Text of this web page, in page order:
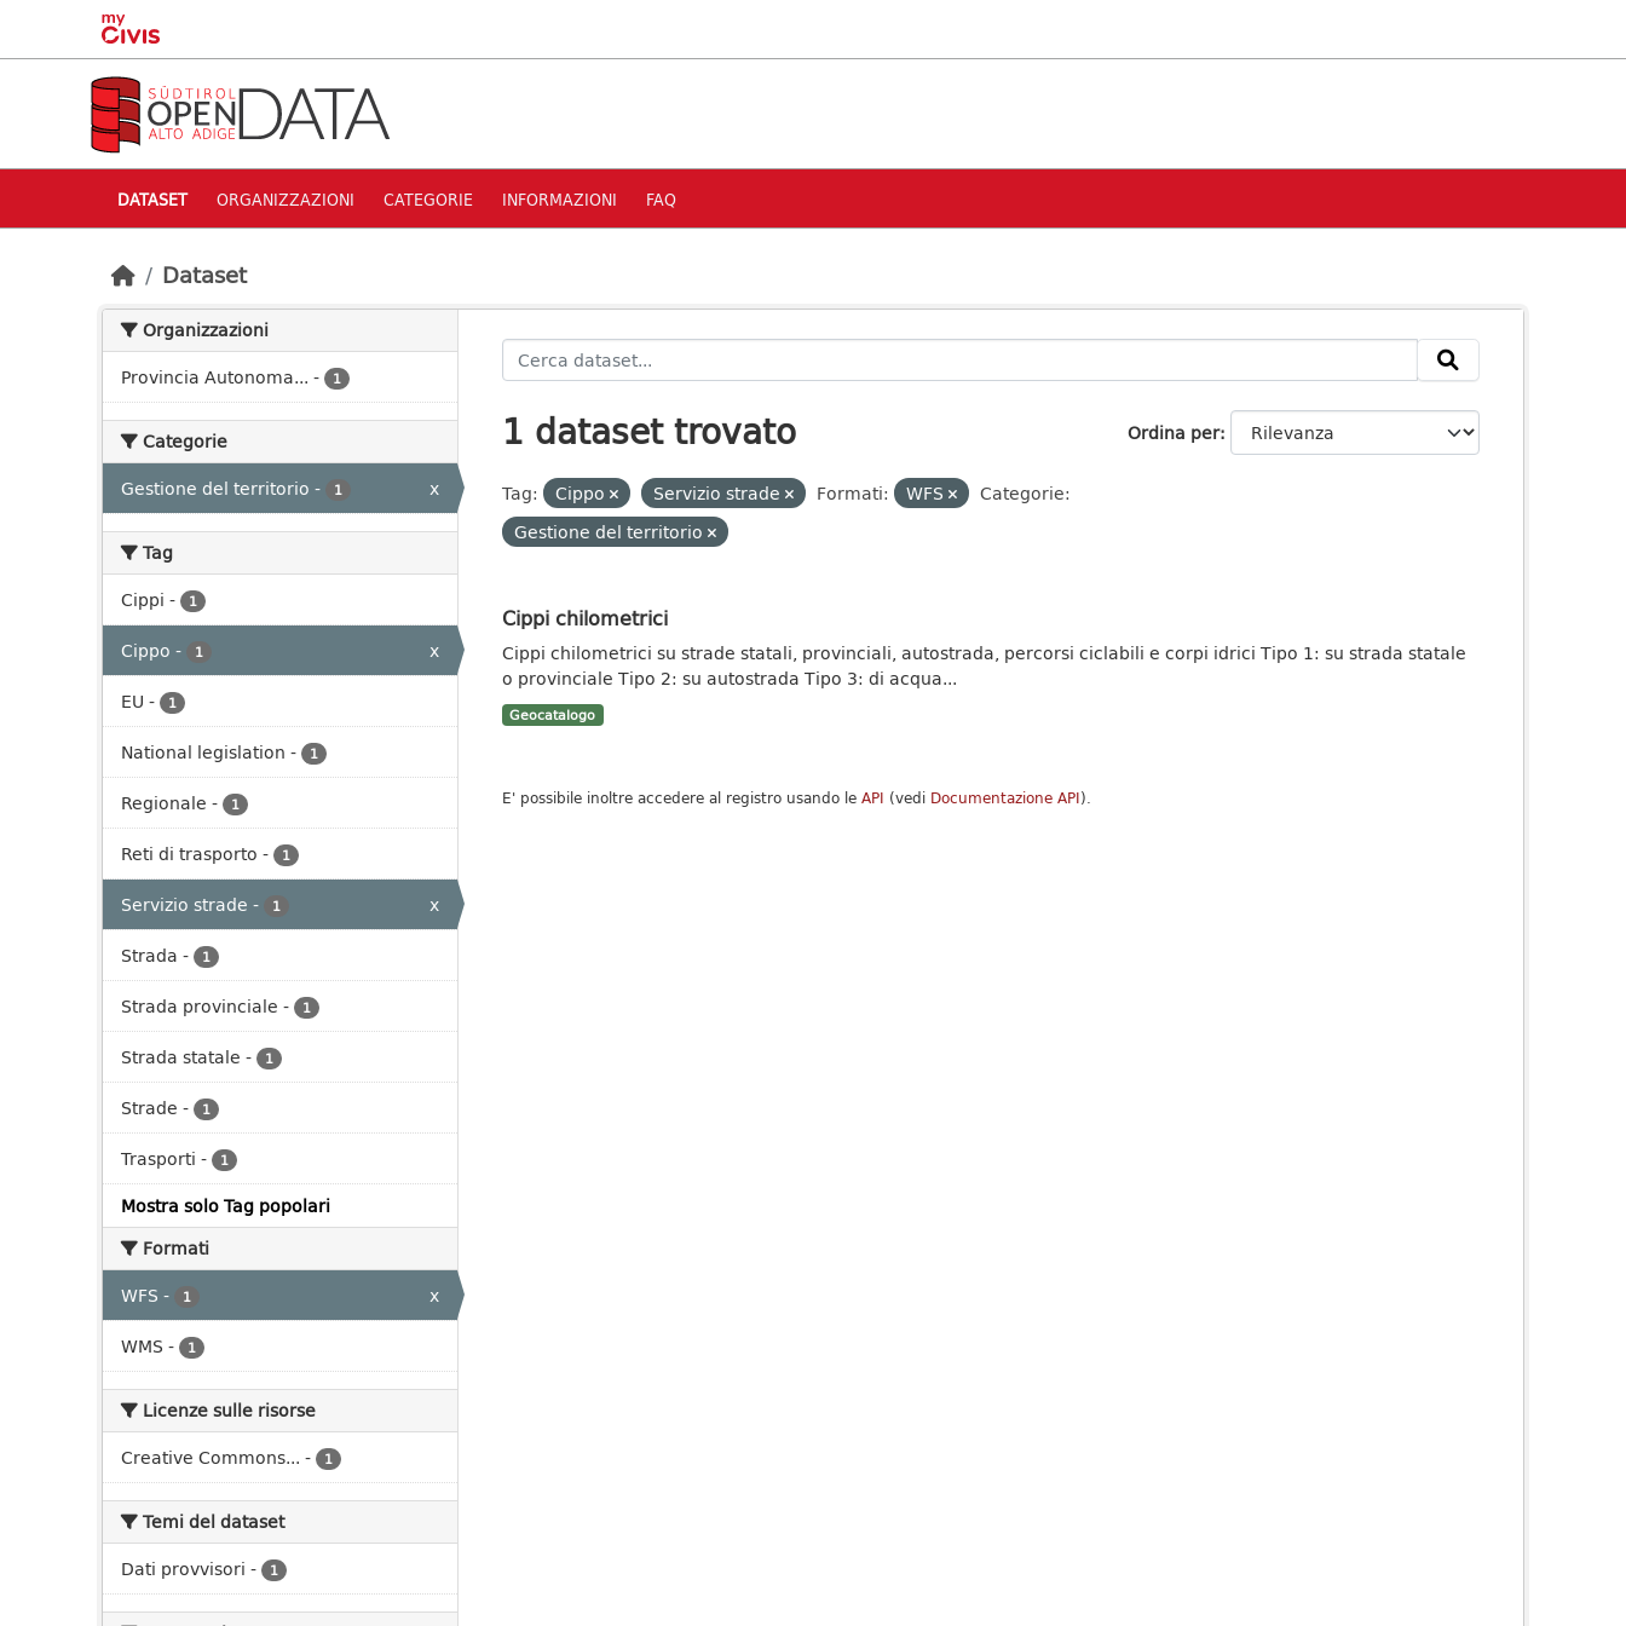
Skip to main content
DATASET ORGANIZZAZIONI CATEGORIE INFORMAZIONI FAQ
Dataset
Organizzazioni
Provincia Autonoma... - 1
Categorie
Gestione del territorio - 1 x
Tag
Cippi - 1
Cippo - 1
x
EU - 1
National legislation - 1
Regionale - 1
Reti di trasporto - 1
Servizio strade - 1
x
Strada - 1
Strada provinciale - 1
Strada statale - 1
Strade - 1
Trasporti - 1
Mostra solo Tag popolari
Formati
WFS - 1
x
WMS - 1
Licenze sulle risorse
Creative Commons... - 1
Temi del dataset
Dati provvisori - 1
Ordina per
1 dataset trovato
Tag: Cippo Servizio strade Formati: WFS
Categorie:
Gestione del territorio
Cippi chilometrici
Cippi chilometrici su strade statali, provinciali, autostrada, percorsi ciclabili e corpi idrici Tipo 1: su strada statale
o provinciale Tipo 2: su autostrada Tipo 3: di acqua...
Geocatalogo
E' possibile inoltre accedere al registro usando le API (vedi Documentazione API).